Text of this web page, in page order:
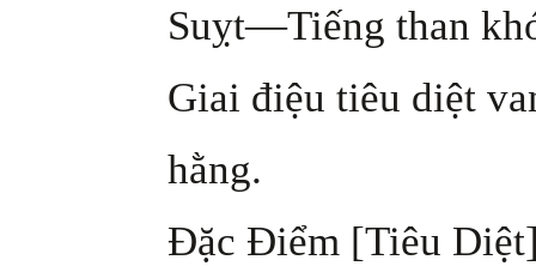
Suỵt—Tiếng than
Giai điệu tiêu diệt
hằng.
Đặc Điểm [Tiêu